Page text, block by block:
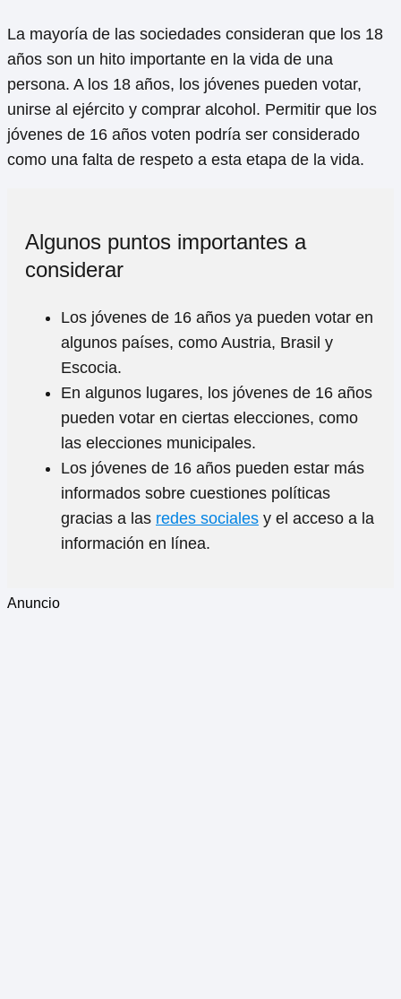
La mayoría de las sociedades consideran que los 18
años son un hito importante en la vida de una
persona. A los 18 años, los jóvenes pueden votar,
unirse al ejército y comprar alcohol. Permitir que los
jóvenes de 16 años voten podría ser considerado
como una falta de respeto a esta etapa de la vida.
Algunos puntos importantes a
considerar
Los jóvenes de 16 años ya pueden votar en
algunos países, como Austria, Brasil y
Escocia.
En algunos lugares, los jóvenes de 16 años
pueden votar en ciertas elecciones, como
las elecciones municipales.
Los jóvenes de 16 años pueden estar más
informados sobre cuestiones políticas
gracias a las redes sociales y el acceso a la
información en línea.
Anuncio